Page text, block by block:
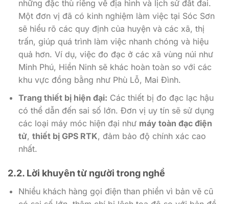
những đặc thù riêng về địa hình và lịch sử đất đai.
Một đơn vị đã có kinh nghiệm làm việc tại Sóc Sơn
sẽ hiểu rõ các quy định của huyện và các xã, thị
trấn, giúp quá trình làm việc nhanh chóng và hiệu
quả hơn. Ví dụ, việc đo đạc ở các xã vùng núi như
Minh Phú, Hiền Ninh sẽ khác hoàn toàn so với các
khu vực đồng bằng như Phù Lỗ, Mai Đình.
Trang thiết bị hiện đại: Các thiết bị đo đạc lạc hậu
có thể dẫn đến sai số lớn. Đơn vị uy tín sẽ sử dụng
các loại máy móc hiện đại như máy toàn đạc điện
tử, thiết bị GPS RTK, đảm bảo độ chính xác cao
nhất.
2.2. Lời khuyên từ người trong nghề
Nhiều khách hàng gọi điện than phiền vì bản vẽ cũ